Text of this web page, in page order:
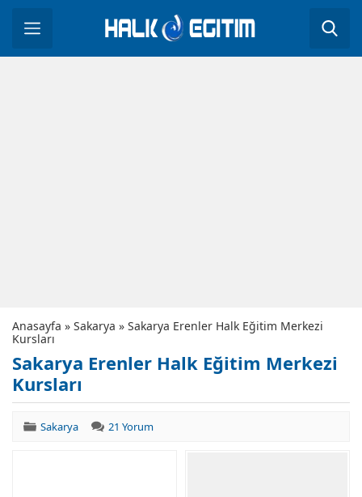
Anasayfa » Sakarya » Sakarya Erenler Halk Eğitim Merkezi
Kursları
Sakarya Erenler Halk Eğitim Merkezi
Kursları
Sakarya 21 Yorum